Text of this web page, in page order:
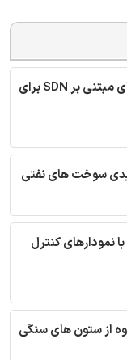
ترجمه مقاله امنیت انتقال داده های مبتنی بر SDN برای
سوخت های نفتی
نمودارهای کنترل
از ستون های سنگی